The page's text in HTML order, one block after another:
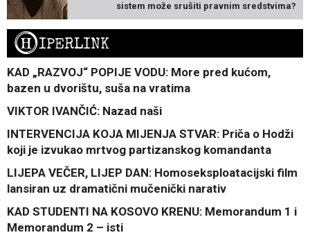
sistem može srušiti pravnim sredstvima?
HIPERLINK
KAD „RAZVOJ“ POPIJE VODU: More pred kućom,
bazen u dvorištu, suša na vratima
VIKTOR IVANČIĆ: Nazad naši
INTERVENCIJA KOJA MIJENJA STVAR: Priča o Hodži
koji je izvukao mrtvog partizanskog komandanta
LIJEPA VEČER, LIJEP DAN: Homoseksploatacijski film
lansiran uz dramatični mučenički narativ
KAD STUDENTI NA KOSOVO KRENU: Memorandum 1 i
Memorandum 2 – isti